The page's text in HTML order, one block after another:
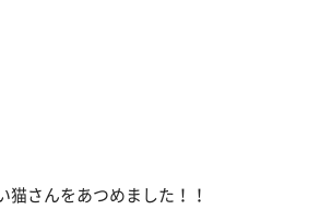
猫さんをあつめました！！